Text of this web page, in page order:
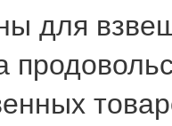
для